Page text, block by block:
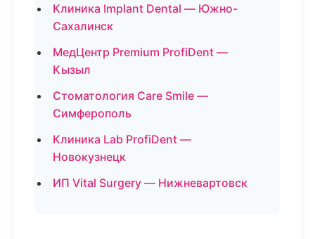
Клиника Implant Dental — Южно-
Сахалинск
МедЦентр Premium ProfiDent —
Кызыл
Стоматология Care Smile —
Симферополь
Клиника Lab ProfiDent —
Новокузнецк
ИП Vital Surgery — Нижневартовск